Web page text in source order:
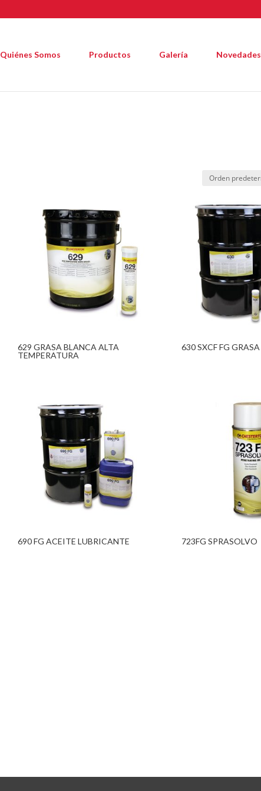
Quiénes Somos Productos Galería Novedades
629 GRASA BLANCA ALTA
TEMPERATURA
630 SXCF FG GRASA
690 FG ACEITE LUBRICANTE 723FG SPRASOLVO